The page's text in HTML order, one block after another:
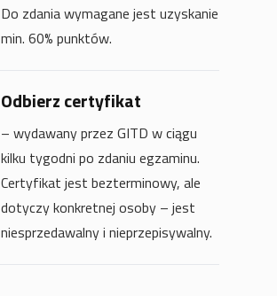
Do zdania wymagane jest uzyskanie
min. 60% punktów.
Odbierz certyfikat
– wydawany przez GITD w ciągu
kilku tygodni po zdaniu egzaminu.
Certyfikat jest bezterminowy, ale
dotyczy konkretnej osoby – jest
niesprzedawalny i nieprzepisywalny.